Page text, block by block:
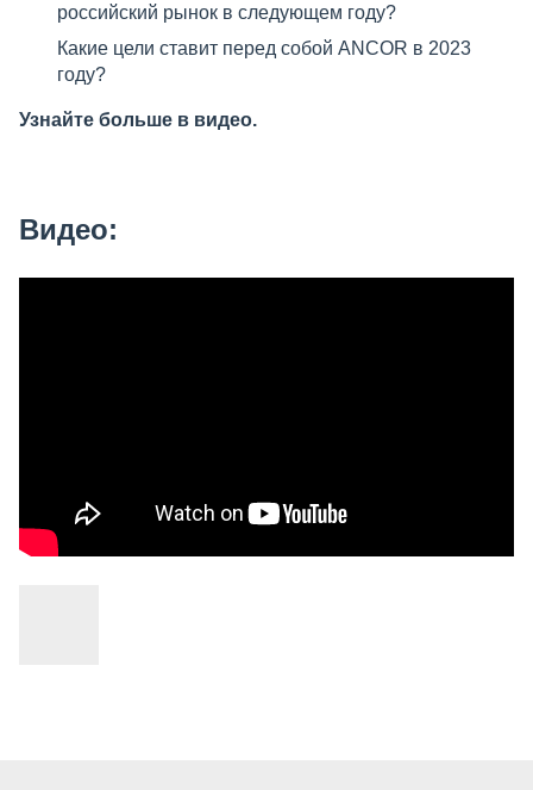
российский рынок в следующем году?
Какие цели ставит перед собой ANCOR в 2023
году?
Узнайте больше в видео.
Видео: